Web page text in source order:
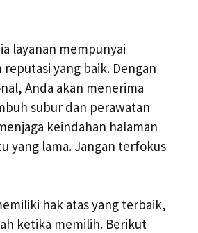
layanan mempunyai
yang baik. Dengan
Anda akan menerima
subur dan perawatan
keindahan halaman
yang lama. Jangan terfokus
hak atas yang terbaik,
ketika memilih. Berikut